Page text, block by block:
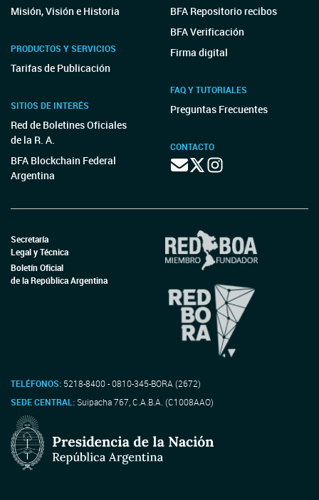
Misión, Visión e Historia
PRODUCTOS Y SERVICIOS
Tarifas de Publicación
SITIOS DE INTERÉS
Red de Boletines Oficiales
de la R. A.
BFA Blockchain Federal
Argentina
BFA Repositorio recibos
BFA Verificación
Firma digital
FAQ Y TUTORIALES
Preguntas Frecuentes
CONTACTO
Secretaría
Legal y Técnica
Boletín Oficial
de la República Argentina
TELÉFONOS: 5218-8400 - 0810-345-BORA (2672)
SEDE CENTRAL:Suipacha 767, C.A.B.A. (C1008AAO)